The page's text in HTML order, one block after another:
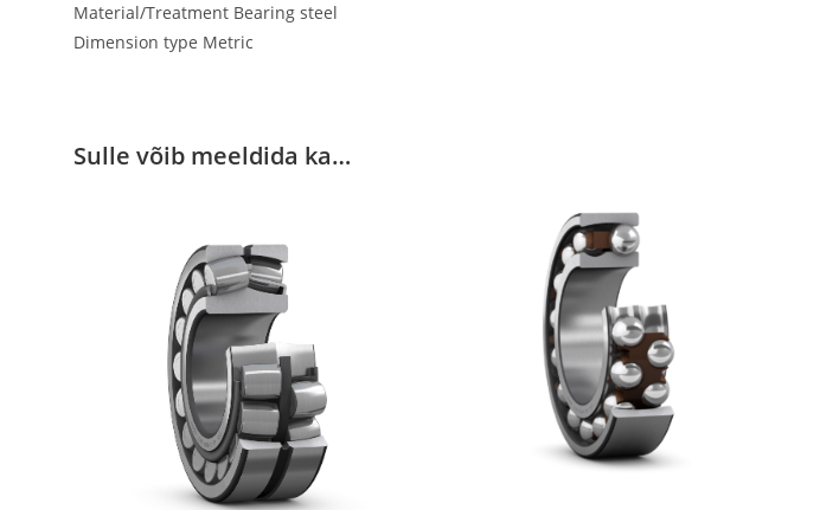
Material/Treatment Bearing steel
Dimension type Metric
Sulle võib meeldida ka…